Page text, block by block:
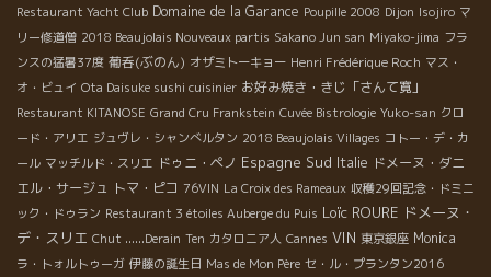
Restaurant Yacht Club Domaine de la Garance Poupille 2008 Dijon Isojiro マ
リー修道僧 2018 Beaujolais Nouveaux partis Sakano Jun san Miyako-jima フラ
ンスの猛暑37度 葡呑(ぶのん) オザミトーキョー Henri Frédérique Roch マス・
オ・ビュイ Ota Daisuke sushi cuisinier お好み焼き・きじ「さんて寛」
Restaurant KITANOSE Grand Cru Frankstein Cuvée Bistrologie Yuko-san クロ
ード・アリエ ジュヴレ・シャンべルタン 2018 Beaujolais Villages コトー・デ・カ
ール マッチルド・スリエ ドゥニ・ペノ Espagne Sud Italie ドメーヌ・ダニ
エル・サージュ トマ・ピコ 76VIN La Croix des Rameaux 収穫29回記念・ドミニ
ック・ドゥラン Restaurant 3 étoiles Auberge du Puis Loïc ROURE ドメーヌ・
デ・スリエ Chut ......Derain Ten カタロニア人 Cannes VIN 東京銀座 Monica
ラ・トォルトゥーガ 伊藤の誕生日 Mas de Mon Père セ・ル・プランタン2016